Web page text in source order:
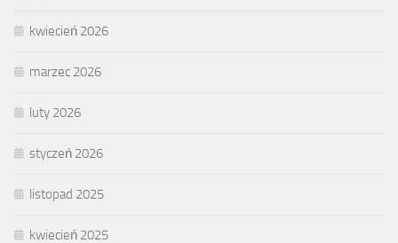
kwiecień 2026
marzec 2026
luty 2026
styczeń 2026
listopad 2025
kwiecień 2025